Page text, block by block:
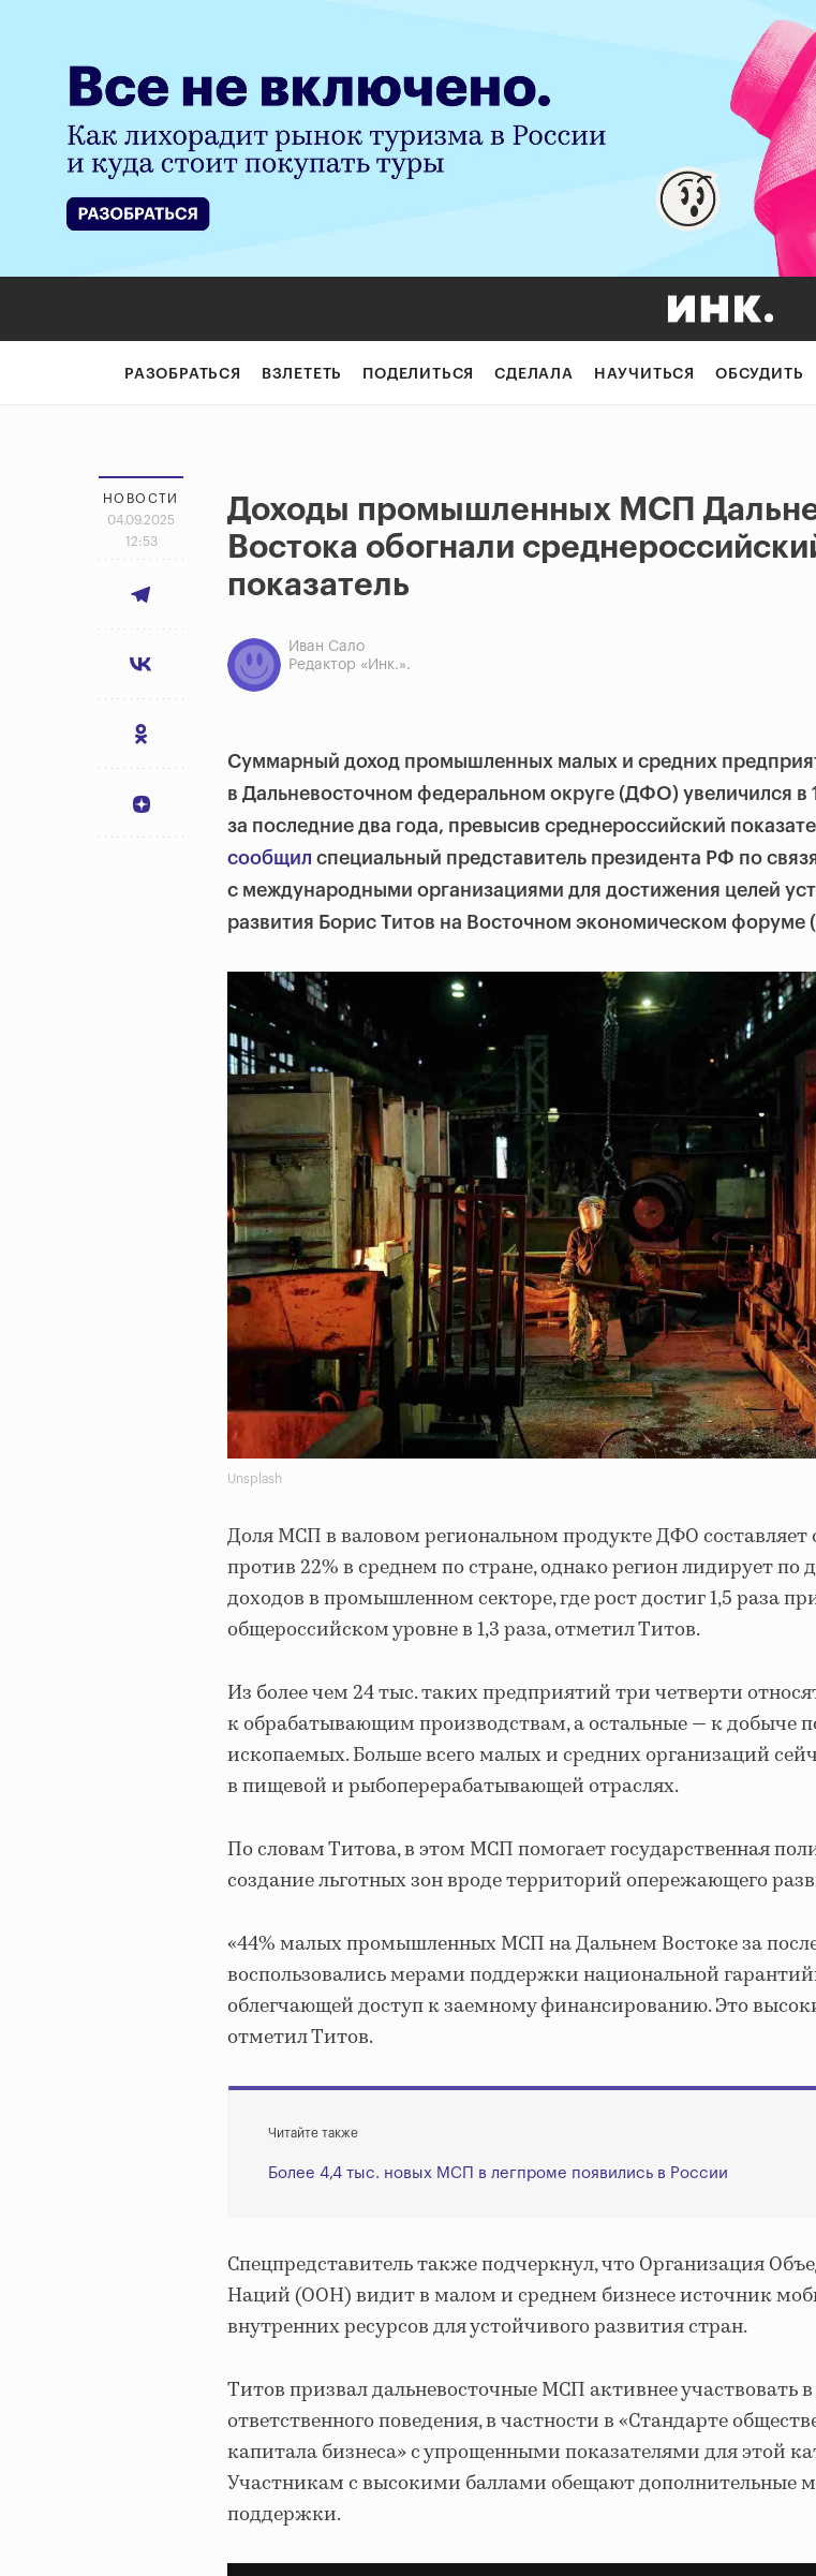
РАЗОБРАТЬСЯ ВЗЛЕТЕТЬ ПОДЕЛИТЬСЯ СДЕЛАЛА НАУЧИТЬСЯ ОБСУДИТЬ
НОВОСТИ
04.09.2025
12:53
Доходы промышленных МСП
Востока обогнали
показатель
Иван Сало
Редактор «Инк.».
Суммарный доход промышленных малых и средних
в Дальневосточном федеральном округе (ДФО) увеличился в
за последние два года, превысив среднероссийский
сообщил специальный представитель президента РФ по
с международными организациями для достижения целей
развития Борис Титов на Восточном экономическом форуме
Unsplash
Доля МСП в валовом региональном продукте ДФО составляет
против 22% в среднем по стране, однако регион лидирует по
доходов в промышленном секторе, где рост достиг 1,5 раза
общероссийском уровне в 1,3 раза, отметил Титов.
Из более чем 24 тыс. таких предприятий три четверти
к обрабатывающим производствам, а остальные — к добыче
ископаемых. Больше всего малых и средних организаций
в пищевой и рыбоперерабатывающей отраслях.
По словам Титова, в этом МСП помогает государственная
создание льготных зон вроде территорий опережающего
«44% малых промышленных МСП на Дальнем Востоке за
воспользовались мерами поддержки национальной
облегчающей доступ к заемному финансированию. Это
отметил Титов.
Читайте также
Более 4,4 тыс. новых МСП в легпроме появились в России
Спецпредставитель также подчеркнул, что Организация
Наций (ООН) видит в малом и среднем бизнесе источник
внутренних ресурсов для устойчивого развития стран.
Титов призвал дальневосточные МСП активнее участвовать
ответственного поведения, в частности в «Стандарте
капитала бизнеса» с упрощенными показателями для этой
Участникам с высокими баллами обещают дополнительные
поддержки.